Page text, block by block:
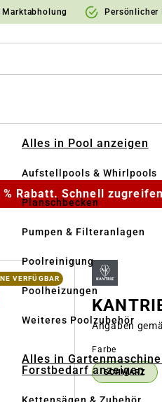
Marktabholung Persönlicher
Alles in Pool anzeigen
Aufstellpools & Whirlpools
Planschbecken
Pumpen & Filteranlagen
Poolreinigung
Poolheizungen
Weiteres Poolzubehör
Alles in
Forstbedarf anzeigen
Rabatt. Schnell
VERFÜGBAR
Angaben
Farbe
SCHWARZ